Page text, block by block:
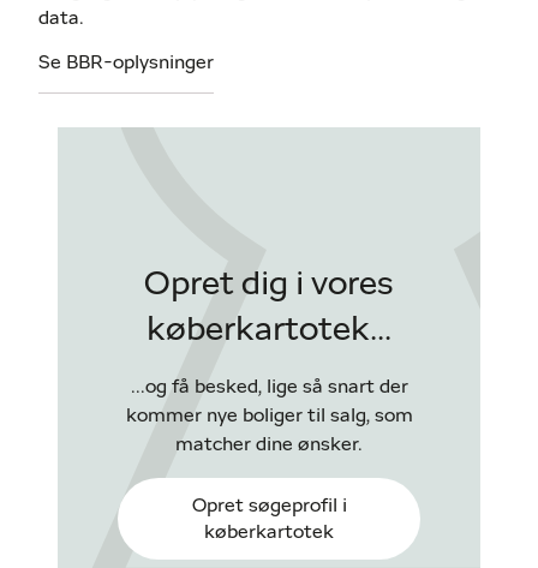
data.
Se BBR-oplysninger
Opret dig i vores
køberkartotek...
...og få besked, lige så snart der
kommer nye boliger til salg, som
matcher dine ønsker.
Opret søgeprofil i
køberkartotek